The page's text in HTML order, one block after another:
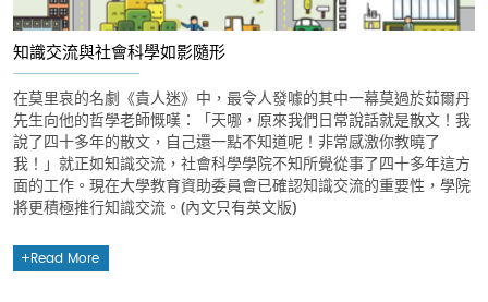
知識交流與社會科學如影隨形
在莫里哀的名劇《貴人迷》中，最令人發噱的其中一幕莫過於茹爾丹
先生向他的哲學老師慨嘆：「天哪，原來我們日常說話就是散文！我
說了四十多年的散文，自己還一點不知道呢！非常感激你教曉了
我！」就正如知識交流，社會科學學院不知所覺從事了四十多年這方
面的工作。現在大學教育資助委員會已確認知識交流的重要性，學院
將更積極推行知識交流。(內文只有英文版)
Read More